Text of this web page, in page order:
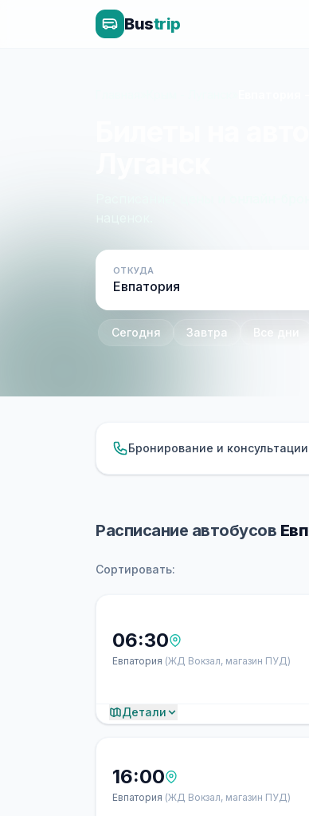
Bustrip
ОТКУДА
Сегодня Завтра Все дни
Бронирование и
Расписание автобусов
Сортировать:
06:30
Евпатория (ЖД Вокзал, магазин ПУД)
Детали
16:00
Евпатория (ЖД Вокзал, магазин ПУД)